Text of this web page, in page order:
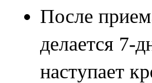
После
делается 7-
наступает